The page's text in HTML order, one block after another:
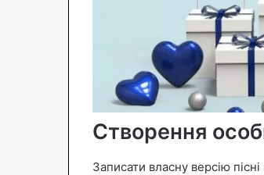
Створення
Записати власну версію